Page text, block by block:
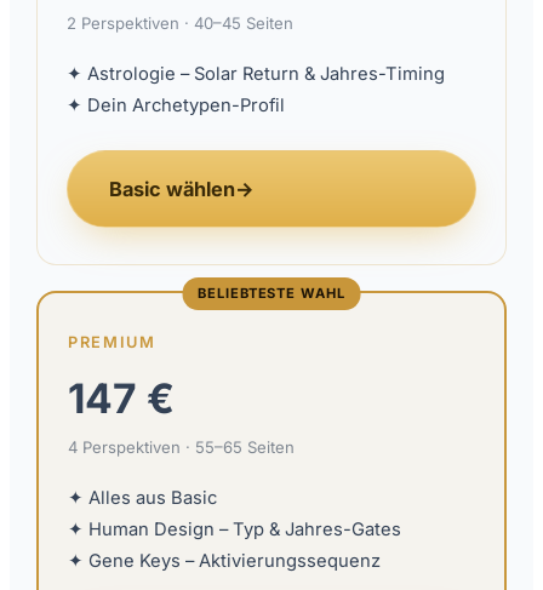
2 Perspektiven · 40–45 Seiten
✦ Astrologie – Solar Return & Jahres-Timing
✦ Dein Archetypen-Profil
Basic wählen→
BELIEBTESTE WAHL
PREMIUM
147 €
4 Perspektiven · 55–65 Seiten
✦ Alles aus Basic
✦ Human Design – Typ & Jahres-Gates
✦ Gene Keys – Aktivierungssequenz